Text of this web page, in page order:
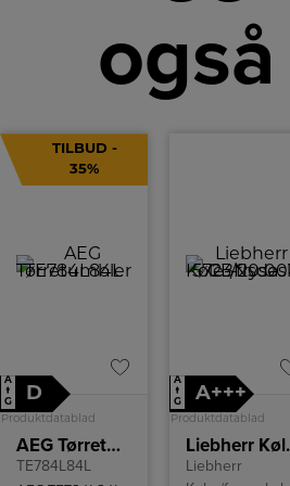
TILBUD -
35%
A
↑
G
D
Produktdatablad
AEG Tørretumbler
TE784L84L
A
↑
G
A+++
Produktdatablad
Liebherr
Liebherr